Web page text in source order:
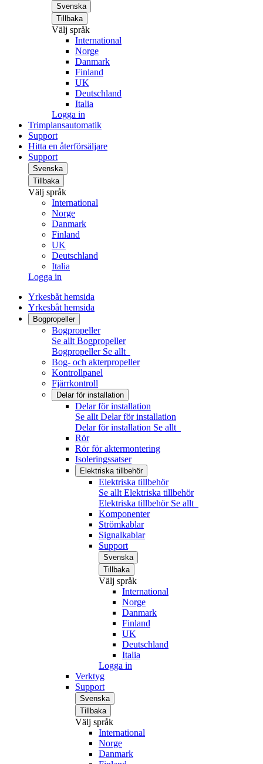
Svenska
Tillbaka
Välj språk
International
Norge
Danmark
Finland
UK
Deutschland
Italia
Logga in
Trimplansautomatik
Support
Hitta en återförsäljare
Support
Svenska
Tillbaka
Välj språk
International
Norge
Danmark
Finland
UK
Deutschland
Italia
Logga in
Yrkesbåt hemsida
Yrkesbåt hemsida
Bogpropeller
Bogpropeller
Se allt Bogpropeller
Bogpropeller Se allt
Bog- och akterpropeller
Kontrollpanel
Fjärrkontroll
Delar för installation
Delar för installation
Se allt Delar för installation
Delar för installation Se allt
Rör
Rör för aktermontering
Isoleringssatser
Elektriska tillbehör
Elektriska tillbehör
Se allt Elektriska tillbehör
Elektriska tillbehör Se allt
Komponenter
Strömkablar
Signalkablar
Support
Svenska
Tillbaka
Välj språk
International
Norge
Danmark
Finland
UK
Deutschland
Italia
Logga in
Verktyg
Support
Svenska
Tillbaka
Välj språk
International
Norge
Danmark